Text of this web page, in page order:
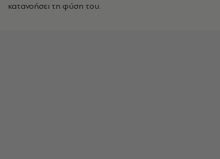
κατανοήσει τη φύση του.